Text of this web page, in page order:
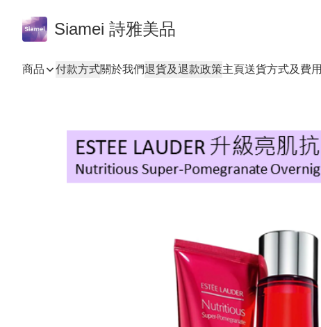
Siamei 詩雅美品
商品 付款方式關於我們退貨及退款政策主頁送貨方式及費用